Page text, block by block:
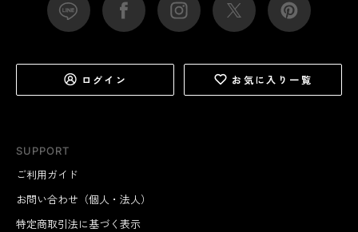
SUPPORT
ご利用ガイド
お問い合わせ（個人・法人）
特定商取引法に基づく表示
ログイン お気に入り一覧